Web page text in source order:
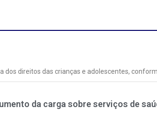
direitos das crianças e adolescentes,
da carga sobre serviços de